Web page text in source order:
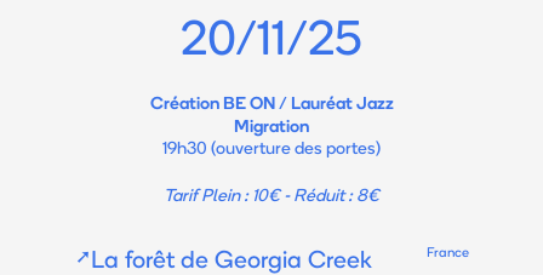
20/11/25
Création BE ON / Lauréat Jazz
Migration
19h30 (ouverture des portes)
Tarif Plein : 10€ - Réduit : 8€
➚ La forêt de Georgia Creek France